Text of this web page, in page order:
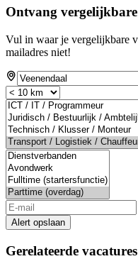
Ontvang
Vul in waar je vergelijkbare
mailadres niet!
Alert opslaan
Gerelateerde vacatures